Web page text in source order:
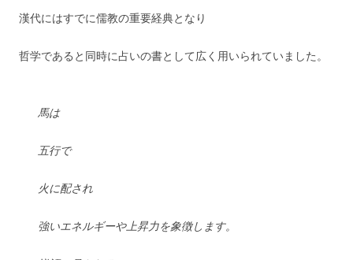
漢代にはすでに儒教の重要経典となり
哲学であると同時に占いの書として広く用いられていました。
馬は
五行で
火に配され
強いエネルギーや上昇力を象徴します。